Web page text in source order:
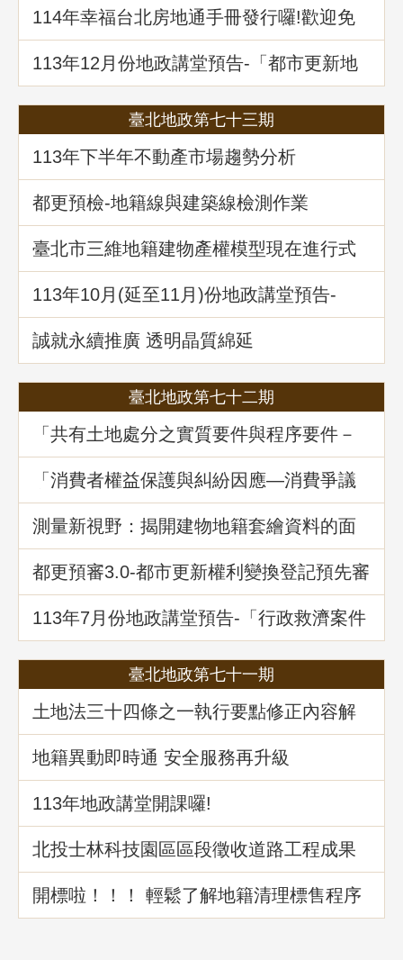
114年幸福台北房地通手冊發行囉!歡迎免
費索取!
113年12月份地政講堂預告-「都市更新地
籍整理全攻略」
臺北地政第七十三期
113年下半年不動產市場趨勢分析
都更預檢-地籍線與建築線檢測作業
臺北市三維地籍建物產權模型現在進行式
113年10⽉(延至11月)份地政講堂預告-
「不動產信託實務解析」
誠就永續推廣 透明晶質綿延
臺北地政第七十二期
「共有土地處分之實質要件與程序要件－
以土地法第34條之1執行要點修正為中心」
地政講堂回顧
「消費者權益保護與糾紛因應—消費爭議
案例分享」地政講堂回顧
測量新視野：揭開建物地籍套繪資料的面
紗
都更預審3.0-都市更新權利變換登記預先審
查制度
113年7月份地政講堂預告-「行政救濟案件
剖析-以若干土地測量及登記事件為例」
臺北地政第七十一期
土地法三十四條之一執行要點修正內容解
析
地籍異動即時通 安全服務再升級
113年地政講堂開課囉!
北投士林科技園區區段徵收道路工程成果
介紹
開標啦！！！ 輕鬆了解地籍清理標售程序